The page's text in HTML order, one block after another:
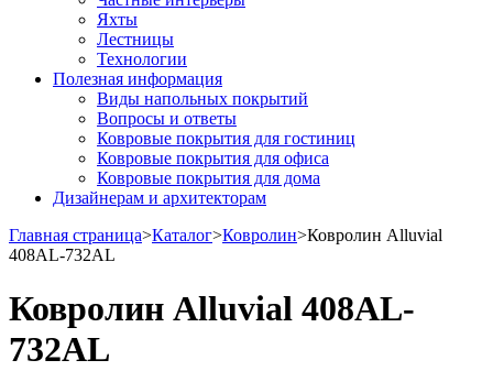
Яхты
Лестницы
Технологии
Полезная информация
Виды напольных покрытий
Вопросы и ответы
Ковровые покрытия для гостиниц
Ковровые покрытия для офиса
Ковровые покрытия для дома
Дизайнерам и архитекторам
Главная страница>Каталог>Ковролин>Ковролин Alluvial
408AL-732AL
Ковролин Alluvial 408AL-
732AL